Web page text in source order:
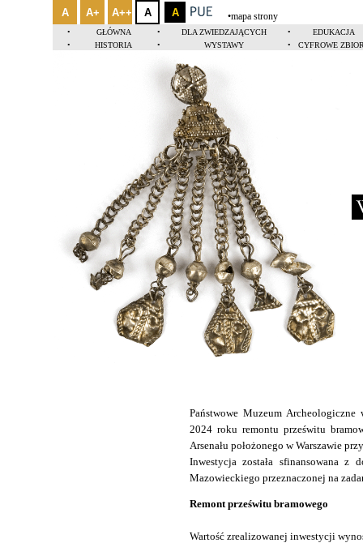
A A+ A++ A A •mapa strony
• GŁÓWNA • DLA ZWIEDZAJĄCYCH •
EDUKACJA
•
HISTORIA • WYSTAWY • CYFROWE
Państwowe Muzeum
2024 roku remontu prześwitu
Arsenału położonego w Warszawie
Inwestycja została sfinansowana z
Mazowieckiego przeznaczonej na
Remont prześwitu bramowego
Wartość zrealizowanej inwestycji